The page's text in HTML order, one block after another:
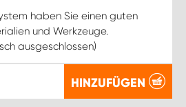
haben Sie einen guten
und Werkzeuge.
ausgeschlossen)
HINZUFÜGEN